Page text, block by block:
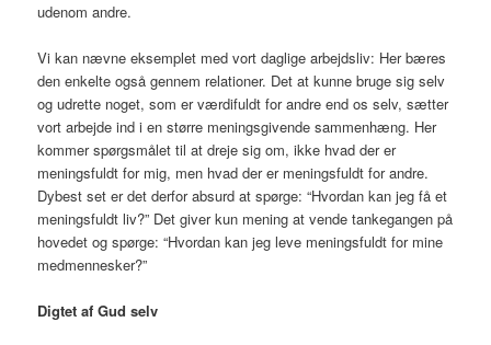
udenom andre.
Vi kan nævne eksemplet med vort daglige arbejdsliv: Her bæres
den enkelte også gennem relationer. Det at kunne bruge sig selv
og udrette noget, som er værdifuldt for andre end os selv, sætter
vort arbejde ind i en større meningsgivende sammenhæng. Her
kommer spørgsmålet til at dreje sig om, ikke hvad der er
meningsfuldt for mig, men hvad der er meningsfuldt for andre.
Dybest set er det derfor absurd at spørge: “Hvordan kan jeg få et
meningsfuldt liv?” Det giver kun mening at vende tankegangen på
hovedet og spørge: “Hvordan kan jeg leve meningsfuldt for mine
medmennesker?”
Digtet af Gud selv